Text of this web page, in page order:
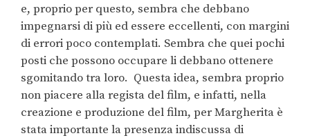
e, proprio per questo, sembra che debbano
impegnarsi di più ed essere eccellenti, con margini
di errori poco contemplati. Sembra che quei pochi
posti che possono occupare li debbano ottenere
sgomitando tra loro. Questa idea, sembra proprio
non piacere alla regista del film, e infatti, nella
creazione e produzione del film, per Margherita è
stata importante la presenza indiscussa di